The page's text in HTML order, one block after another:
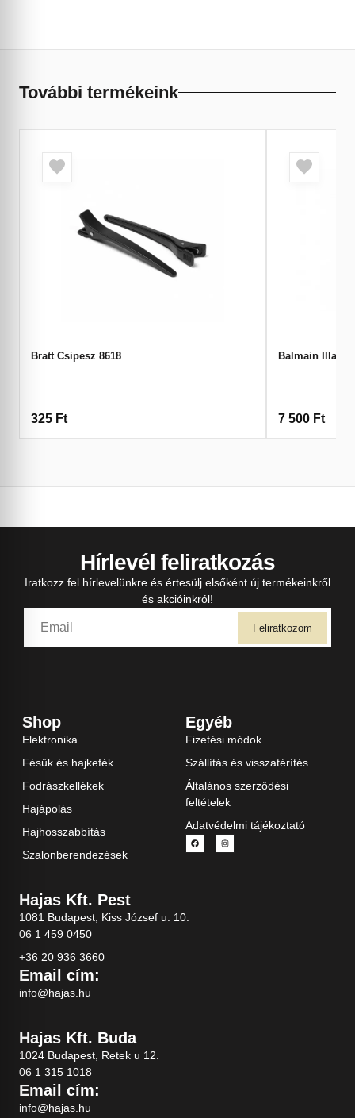
További termékeink
Bratt Csipesz 8618
325 Ft
Balmain
7 500 Ft
Hírlevél feliratkozás
Iratkozz fel hírlevelünkre és értesülj elsőként új termékeinkről
és akcióinkról!
Feliratkozom
Shop
Elektronika
Fésűk és hajkefék
Fodrászkellékek
Hajápolás
Hajhosszabbítás
Szalonberendezések
Egyéb
Fizetési módok
Szállítás és visszatérítés
Általános szerződési
feltételek
Adatvédelmi tájékoztató
Hajas Kft. Pest
1081 Budapest, Kiss József u. 10.
06 1 459 0450
+36 20 936 3660
Email cím:
info@hajas.hu
Hajas Kft. Buda
1024 Budapest, Retek u 12.
06 1 315 1018
Email cím:
info@hajas.hu